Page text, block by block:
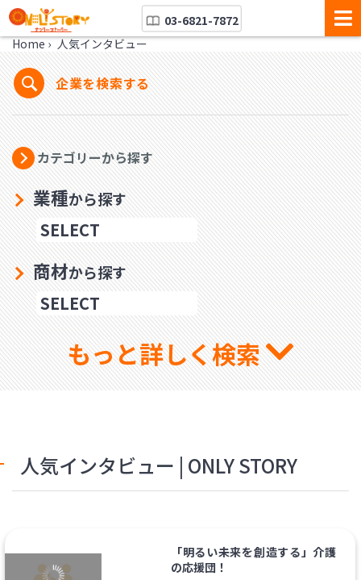
03-6821-7872
Home › 人気インタビュー
企業を検索する
カテゴリーから探す
業種から探す
商材から探す
もっと詳しく検索
人気インタビュー | ONLY STORY
「明るい未来を創造する」介護
の応援団！